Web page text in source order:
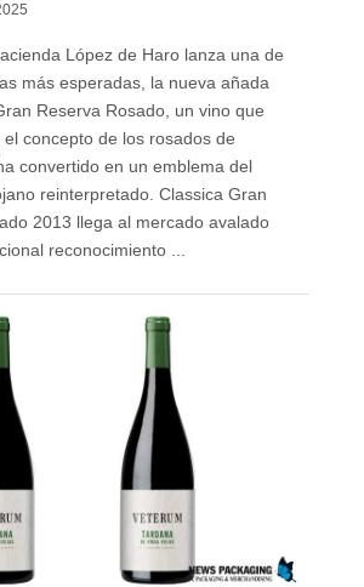
López de Haro lanza una de
más esperadas, la nueva añada
Reserva Rosado, un vino que
concepto de los rosados de
convertido en un emblema del
reinterpretado. Classica Gran
2013 llega al mercado avalado
reconocimiento ...